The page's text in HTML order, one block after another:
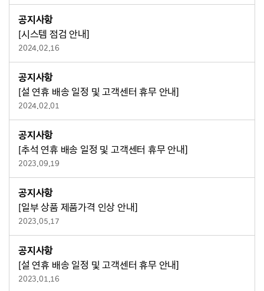
공지사항
[시스템 점검 안내]
2024.02.16
공지사항
[설 연휴 배송 일정 및 고객센터 휴무 안내]
2024.02.01
공지사항
[추석 연휴 배송 일정 및 고객센터 휴무 안내]
2023.09.19
공지사항
[일부 상품 제품가격 인상 안내]
2023.05.17
공지사항
[설 연휴 배송 일정 및 고객센터 휴무 안내]
2023.01.16